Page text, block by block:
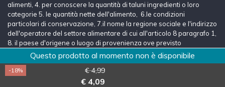
Questo prodotto al momento non è disponibile
€ 4,99
-18%
€ 4,09
Lascia un messaggio
alimenti, 4. per conoscere la quantità di taluni ingredienti o loro
categorie 5. le quantità nette dell'alimento, 6.le condizioni
particolari di conservazione, 7.il nome la regione sociale e l'indirizzo
dell'operatore del settore alimentare di cui all'articolo 8 paragrafo 1,
8. il paese d'origene o luogo di provenienza ove previsto
dall'articolo 26, 9. le istruzioni per l'uso, 9. la dichiarazione
nutrizionale, 10. il titolo alcolimetrico e volumetrico effettivo.